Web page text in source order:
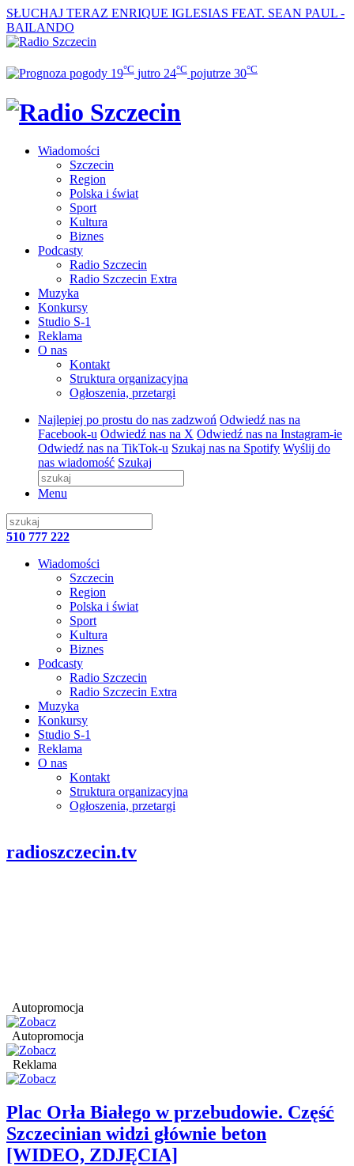
SŁUCHAJ TERAZ ENRIQUE IGLESIAS FEAT. SEAN PAUL -
BAILANDO
19°C jutro 24°C pojutrze 30°C
Wiadomości
Szczecin
Region
Polska i świat
Sport
Kultura
Biznes
Podcasty
Radio Szczecin
Radio Szczecin Extra
Muzyka
Konkursy
Studio S-1
Reklama
O nas
Kontakt
Struktura organizacyjna
Ogłoszenia, przetargi
Najlepiej po prostu do nas zadzwoń Odwiedź nas na
Facebook-u Odwiedź nas na X Odwiedź nas na Instagram-ie
Odwiedź nas na TikTok-u Szukaj nas na Spotify Wyślij do
nas wiadomość Szukaj
Menu
510 777 222
Wiadomości
Szczecin
Region
Polska i świat
Sport
Kultura
Biznes
Podcasty
Radio Szczecin
Radio Szczecin Extra
Muzyka
Konkursy
Studio S-1
Reklama
O nas
Kontakt
Struktura organizacyjna
Ogłoszenia, przetargi
radioszczecin.tv
Autopromocja
Autopromocja
Reklama
Plac Orła Białego w przebudowie. Część
Szczecinian widzi głównie beton
[WIDEO, ZDJĘCIA]